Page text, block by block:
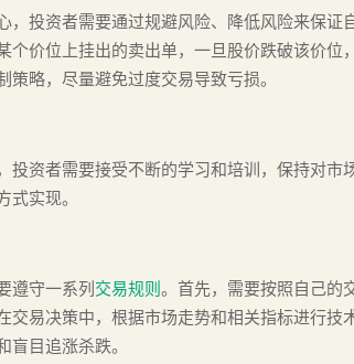
，投资者需要通过规避风险、降低风险来保
个价位上挂出的卖出单，一旦股价跌破该价
略，尽量避免过度交易导致亏损。
投资者需要接受不断的学习和培训，保持对
实现。
遵守一系列交易规则。首先，需要按照自己的
交易决策中，根据市场走势和相关指标进行
盲目追涨杀跌。